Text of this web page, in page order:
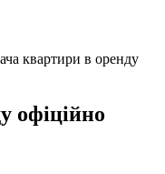
квартири в оренду
офіційно